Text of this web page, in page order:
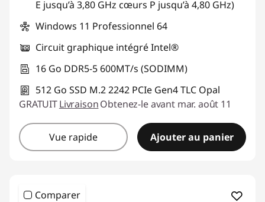
E jusqu’à 3,80 GHz cœurs P jusqu’à 4,80 GHz)
Windows 11 Professionnel 64
Circuit graphique intégré Intel®
16 Go DDR5-5 600MT/s (SODIMM)
512 Go SSD M.2 2242 PCIe Gen4 TLC Opal
GRATUITLivraisonObtenez-le avant mar. août 11
Vue rapide Ajouter au panier
Comparer